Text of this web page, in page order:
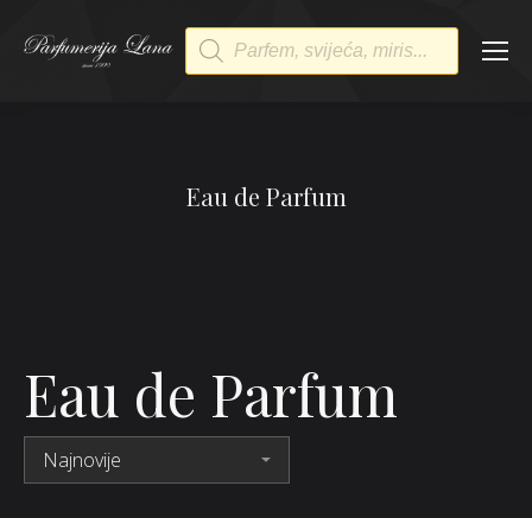
Products
search
Eau de Parfum
Eau de Parfum